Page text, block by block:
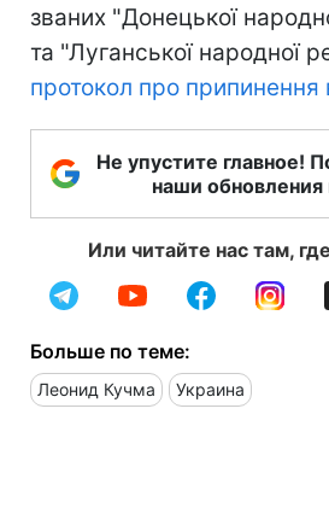
званих "Донецької
та "Луганської народної
протокол про припинення
Не упустите главное!
наши обновления
Или читайте нас там,
Больше по теме:
Леонид Кучма Украина